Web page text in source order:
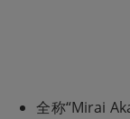
全称“Mirai